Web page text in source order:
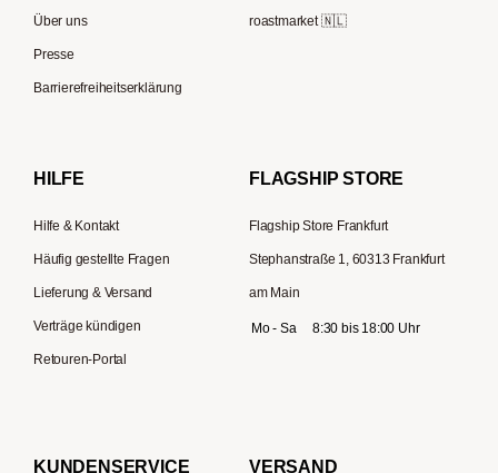
Eureka
Profitec
Hario
Über uns
Presse
Barrierefreiheitserklärung
roastmarket 🇳🇱
HILFE
Hilfe & Kontakt
Häufig gestellte Fragen
Lieferung & Versand
Verträge kündigen
Retouren-Portal
FLAGSHIP STORE
Flagship Store Frankfurt
Stephanstraße 1, 60313 Frankfurt
am Main
Mo - Sa 8:30 bis 18:00 Uhr
KUNDENSERVICE VERSAND